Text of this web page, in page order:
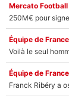
Mercato Football
Équipe de France
Équipe de France